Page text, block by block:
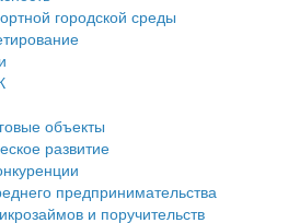
Тверской области
муниципального округа
ранее учтенных
городской среды
объекты
развитие
предпринимательства
и поручительств